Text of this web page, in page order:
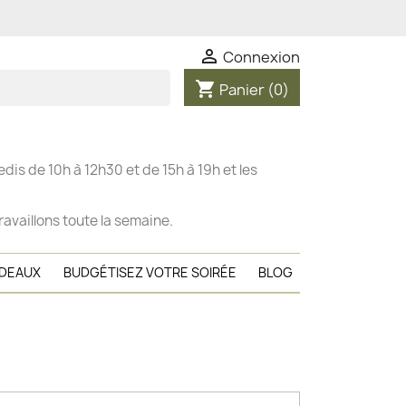
 Connexion
shopping_cart Panier (0)
de 10h à 12h30 et de 15h à 19h et les
toute la semaine.
BUDGÉTISEZ VOTRE SOIRÉE BLOG